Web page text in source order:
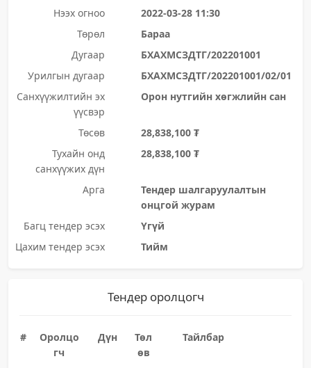
Нээх огноо
2022-03-28 11:30
Төрөл
Бараа
Дугаар
БХАХМСЗДТГ/202201001
Урилгын дугаар
БХАХМСЗДТГ/202201001/02/01
Санхүүжилтийн эх
үүсвэр
Орон нутгийн хөгжлийн сан
Төсөв
28,838,100 ₮
Тухайн онд
санхүүжих дүн
28,838,100 ₮
Арга
Тендер шалгаруулалтын
онцгой журам
Багц тендер эсэх
Үгүй
Цахим тендер эсэх
Тийм
Тендер оролцогч
#
Оролцо
гч
Дүн
Төл
өв
Тайлбар